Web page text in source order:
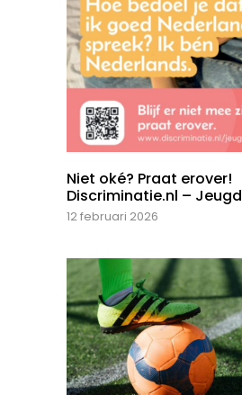
Niet oké? Praat erover!
Discriminatie.nl – Jeugd
12 februari 2026